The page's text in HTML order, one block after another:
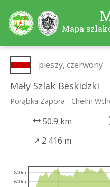
Mapa
pieszy, czerwony
Mały Szlak Beskidzki
Porąbka Zapora - Chełm
50.9 km
↗ 2 416 m
600m
800m